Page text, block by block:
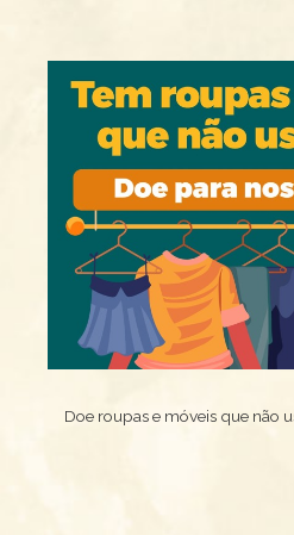
Doe roupas e móveis que não